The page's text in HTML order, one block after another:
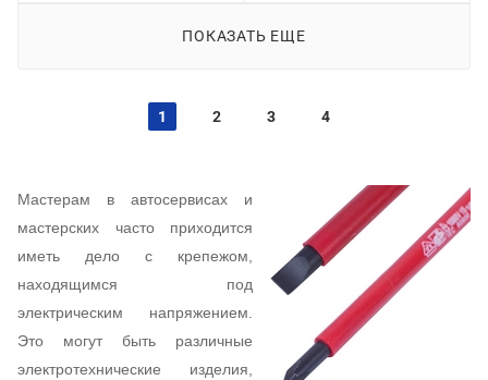
ПОКАЗАТЬ ЕЩЕ
1 2 3 4
Мастерам в автосервисах и
мастерских часто приходится
иметь дело с крепежом,
находящимся под
электрическим напряжением.
Это могут быть различные
электротехнические изделия,